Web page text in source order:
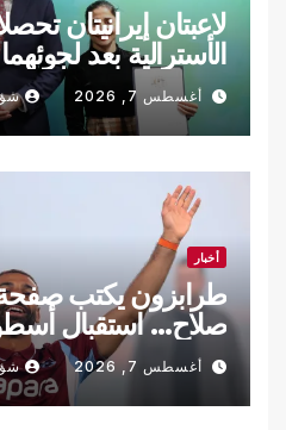
لاعبتان إيرانيتان
الأسترالية بعد
أغسطس 7, 2026
أخبار
طرابزون يكتب
صلاح… استقبال
يوصف
أغسطس 7, 2026